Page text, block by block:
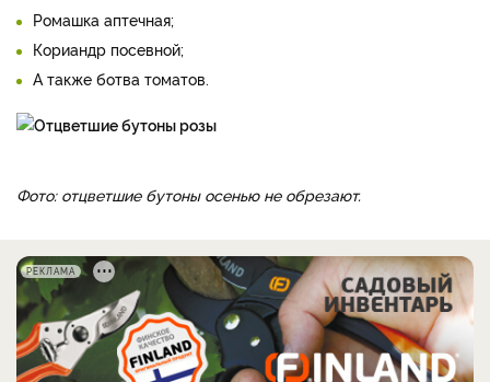
Ромашка аптечная;
Кориандр посевной;
А также ботва томатов.
Фото: отцветшие бутоны осенью не обрезают.
РЕКЛАМА